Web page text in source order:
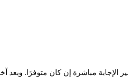
مباشرة إن كان متوفرًا. وبعد